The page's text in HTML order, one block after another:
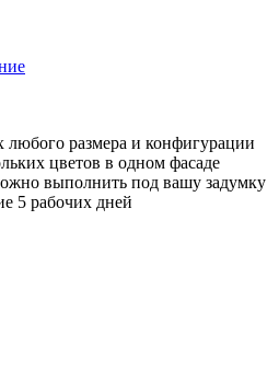
любого размера и конфигурации
цветов в одном фасаде
выполнить под вашу задумку
5 рабочих дней